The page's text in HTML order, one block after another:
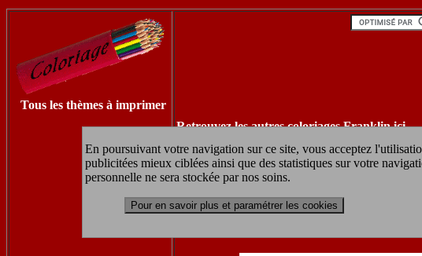
En poursuivant votre navigation sur ce site, vous acceptez
publicitées mieux ciblées ainsi que des statistiques sur votre
personnelle ne sera stockée par nos soins.
Pour en savoir plus et paramétrer les cookies
Tous les thèmes à imprimer
Retrouvez les autres coloriages Franklin ici
coloriage à imprimer